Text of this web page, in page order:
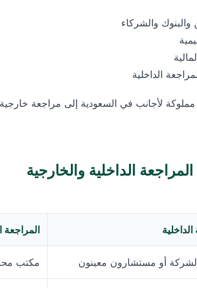
والبنوك والشركاء
الداخلية
المراجعة الداخلية والخارجية
المراجعة
أو مستشارون معينون مكتب